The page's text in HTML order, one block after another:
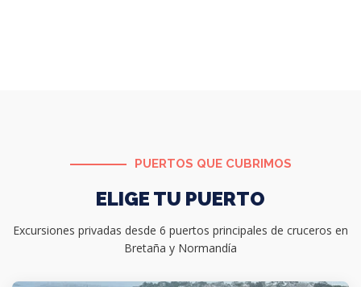
PUERTOS QUE CUBRIMOS
ELIGE TU PUERTO
Excursiones privadas desde 6 puertos principales de cruceros en
Bretaña y Normandía